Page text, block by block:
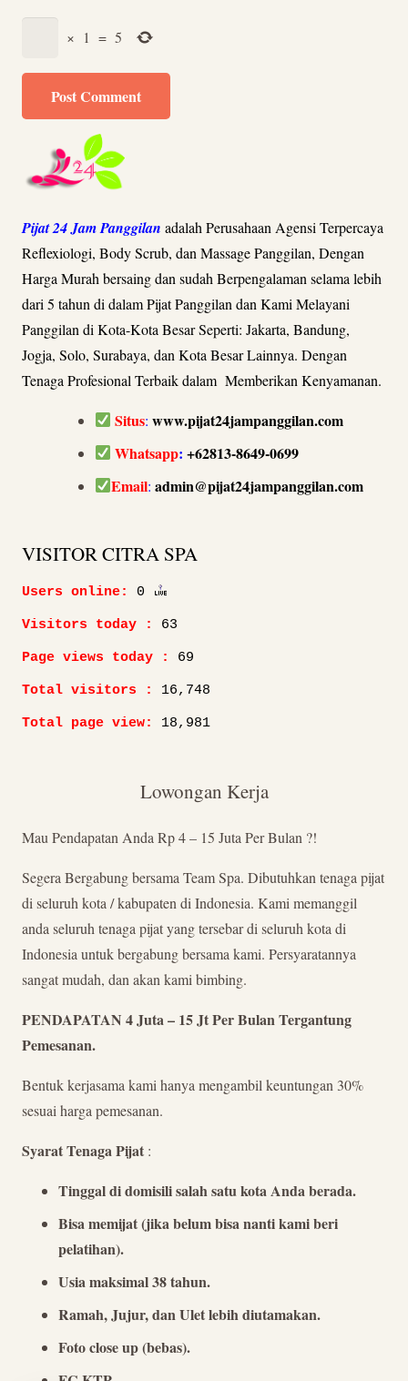
× 1 = 5
Post Comment
Pijat 24 Jam Panggilan adalah Perusahaan Agensi Terpercaya
Reflexiologi, Body Scrub, dan Massage Panggilan, Dengan
Harga Murah bersaing dan sudah Berpengalaman selama lebih
dari 5 tahun di dalam Pijat Panggilan dan Kami Melayani
Panggilan di Kota-Kota Besar Seperti: Jakarta, Bandung,
Jogja, Solo, Surabaya, dan Kota Besar Lainnya. Dengan
Tenaga Profesional Terbaik dalam Memberikan Kenyamanan.
Situs:www.pijat24jampanggilan.com
Whatsapp:+62813-8649-0699
Email: admin@pijat24jampanggilan.com
VISITOR CITRA SPA
Users online: 0
Visitors today : 63
Page views today : 69
Total visitors : 16,748
Total page view: 18,981
Lowongan Kerja
Mau Pendapatan Anda Rp 4 – 15 Juta Per Bulan ?!
Segera Bergabung bersama Team Spa. Dibutuhkan tenaga pijat
di seluruh kota / kabupaten di Indonesia. Kami memanggil
anda seluruh tenaga pijat yang tersebar di seluruh kota di
Indonesia untuk bergabung bersama kami. Persyaratannya
sangat mudah, dan akan kami bimbing.
PENDAPATAN 4 Juta – 15 Jt Per Bulan Tergantung
Pemesanan.
Bentuk kerjasama kami hanya mengambil keuntungan 30%
sesuai harga pemesanan.
Syarat Tenaga Pijat :
Tinggal di domisili salah satu kota Anda berada.
Bisa memijat (jika belum bisa nanti kami beri
pelatihan).
Usia maksimal 38 tahun.
Ramah, Jujur, dan Ulet lebih diutamakan.
Foto close up (bebas).